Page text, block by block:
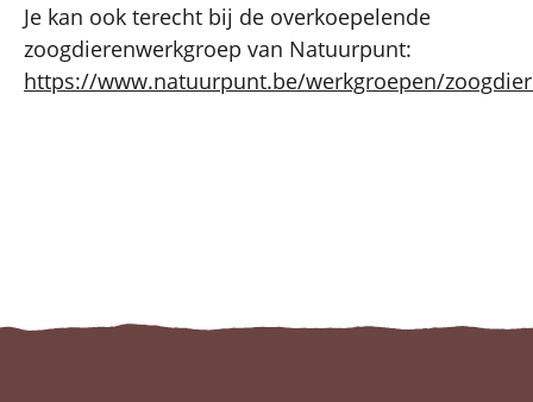
Je kan ook terecht bij de overkoepelende
zoogdierenwerkgroep van Natuurpunt:
https://www.natuurpunt.be/werkgroepen/